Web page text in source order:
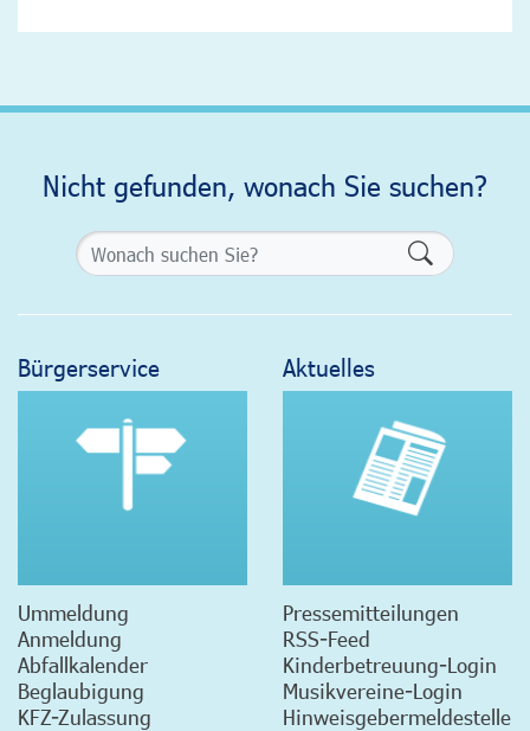
Nicht gefunden, wonach Sie suchen?
Bürgerservice
Ummeldung
Anmeldung
Abfallkalender
Beglaubigung
KFZ-Zulassung
Aktuelles
Pressemitteilungen
RSS-Feed
Kinderbetreuung-Login
Musikvereine-Login
Hinweisgebermeldestelle